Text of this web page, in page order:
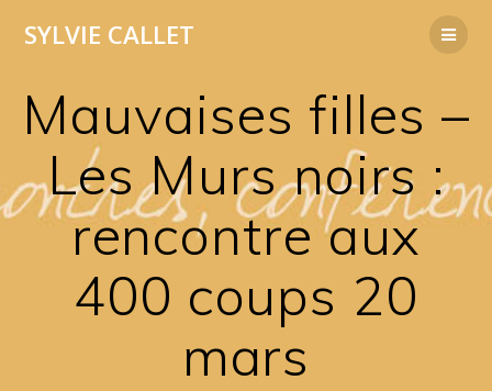
SYLVIE CALLET
Mauvaises filles –
Les Murs noirs :
rencontre aux
400 coups 20
mars